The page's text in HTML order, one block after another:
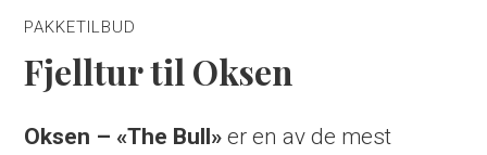
PAKKETILBUD
Fjelltur til Oksen
Oksen – «The Bull» er en av de mest